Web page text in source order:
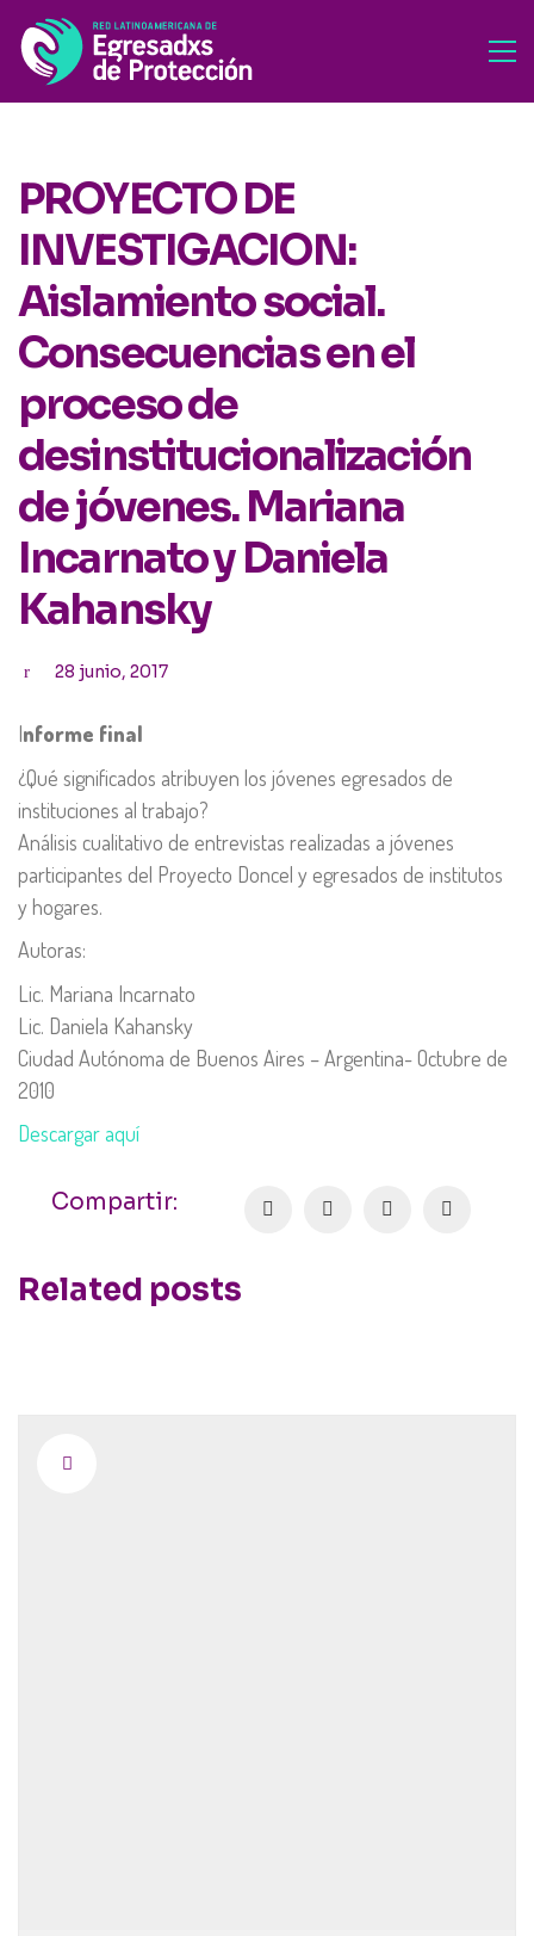
PROYECTO DE
INVESTIGACION:
Aislamiento social.
Consecuencias en el
proceso de
desinstitucionalización
de jóvenes. Mariana
Incarnato y Daniela
Kahansky
28 junio, 2017
Informe final
¿Qué significados atribuyen los jóvenes egresados de
instituciones al trabajo?
Análisis cualitativo de entrevistas realizadas a jóvenes
participantes del Proyecto Doncel y egresados de institutos
y hogares.
Autoras:
Lic. Mariana Incarnato
Lic. Daniela Kahansky
Ciudad Autónoma de Buenos Aires – Argentina- Octubre de
2010
Descargar aquí
Compartir:
Related posts